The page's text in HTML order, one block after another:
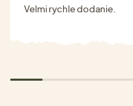
Velmi rychle dodanie.